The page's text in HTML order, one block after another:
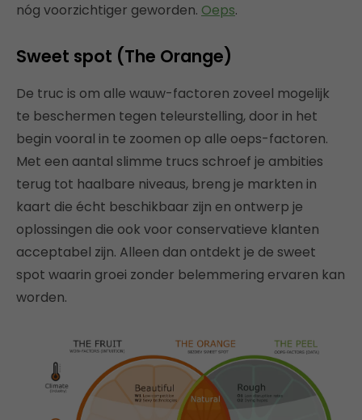
nóg voorzichtiger geworden. Oeps.
Sweet spot (The Orange)
De truc is om alle wauw-factoren zoveel mogelijk
te beschermen tegen teleurstelling, door in het
begin vooral in te zoomen op alle oeps-factoren.
Met een aantal slimme trucs schroef je ambities
terug tot haalbare niveaus, breng je markten in
kaart die écht beschikbaar zijn en ontwerp je
oplossingen die ook voor conservatieve klanten
acceptabel zijn. Alleen dan ontdekt je de sweet
spot waarin groei zonder belemmering ervaren kan
worden.